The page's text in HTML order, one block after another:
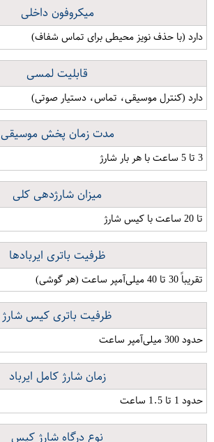
میکروفون داخلی
دارد (با حذف نویز محیطی برای تماس شفاف)
قابلیت لمسی
دارد (کنترل موسیقی، تماس، دستیار صوتی)
مدت زمان پخش موسیقی
3 تا 5 ساعت با هر بار شارژ
میزان شارژدهی کلی
تا 20 ساعت با کیس شارژ
ظرفیت باتری ایربادها
تقریباً 30 تا 40 میلی‌آمپر ساعت (هر گوشی)
ظرفیت باتری کیس شارژ
حدود 300 میلی‌آمپر ساعت
زمان شارژ کامل ایرباد
حدود 1 تا 1.5 ساعت
نوع درگاه شارژ کیس